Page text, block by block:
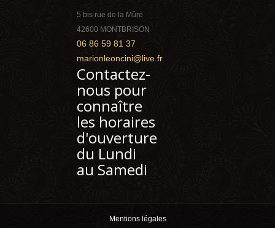
5 bis rue de la Mûre
42600 MONTBRISON
06 86 59 81 37
marionleoncini@live.fr
Contactez-
nous pour
connaître
les horaires
d'ouverture
du Lundi
au Samedi
Mentions légales